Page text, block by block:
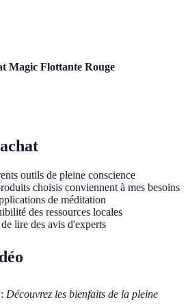
Magic Flottante Rouge
outils de pleine conscience
choisis conviennent à mes besoins
de méditation
des ressources locales
lire des avis d'experts
: Découvrez les bienfaits de la pleine